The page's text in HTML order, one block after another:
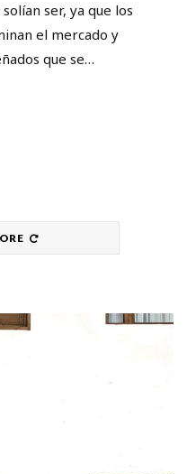
ser, ya que los
el mercado y
que se…